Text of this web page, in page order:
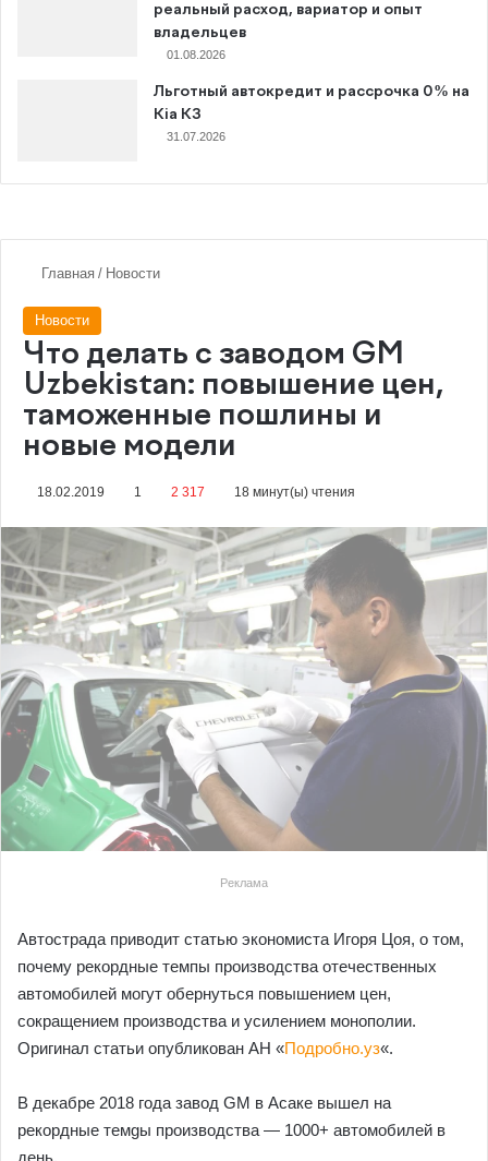
реальный расход, вариатор и опыт
владельцев
01.08.2026
Льготный автокредит и рассрочка 0% на
Kia K3
31.07.2026